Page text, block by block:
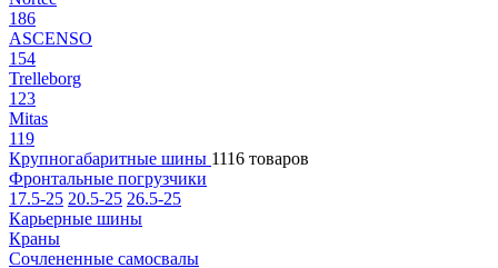
186
ASCENSO
154
Trelleborg
123
Mitas
119
Крупногабаритные шины 1116 товаров
Фронтальные погрузчики
17.5-25 20.5-25 26.5-25
Карьерные шины
Краны
Сочлененные самосвалы